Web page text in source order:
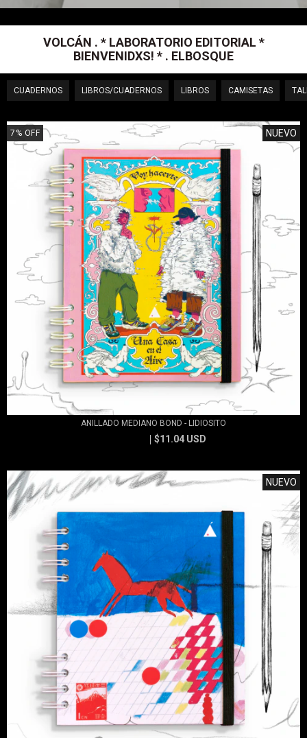
VOLCÁN . * LABORATORIO EDITORIAL *
BIENVENIDXS! * . ELBOSQUE
CUADERNOS LIBROS/CUADERNOS LIBROS CAMISETAS
7 % OFF NUEVO
ANILLADO MEDIANO BOND - LIDIOSITO
$11.04 USD
NUEVO